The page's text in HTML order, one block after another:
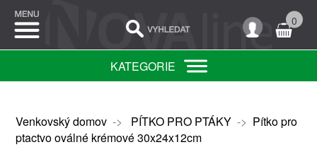
0
KATEGORIE
Venkovský domov-> PÍTKO PRO PTÁKY-> Pítko pro
ptactvo oválné krémové 30x24x12cm